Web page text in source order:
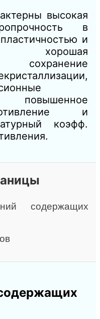
высокая
в
и
хорошая
сохранение
повышенное
и
коэфф.
содержащих